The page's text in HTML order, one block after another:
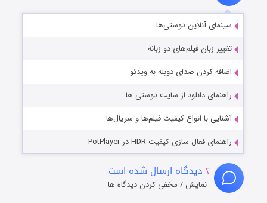
سینمای آنلاین دوستی‌ها
تغییر زبان فیلم‌های دو زبانه
اضافه کردن صدای دوبله به ویدئو
راهنمای دانلود از سایت دوستی ها
آشنایی با انواع کیفیت فیلم‌ها و سریال‌ها
راهنمای فعال سازی کیفیت HDR در PotPlayer
۲ دیدگاه ارسال شده است
نمایش / مخفی کردن دیدگاه ها